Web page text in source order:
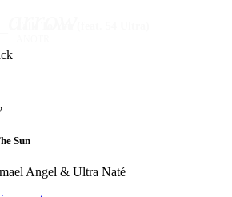
Sun
Angel & Ultra Naté